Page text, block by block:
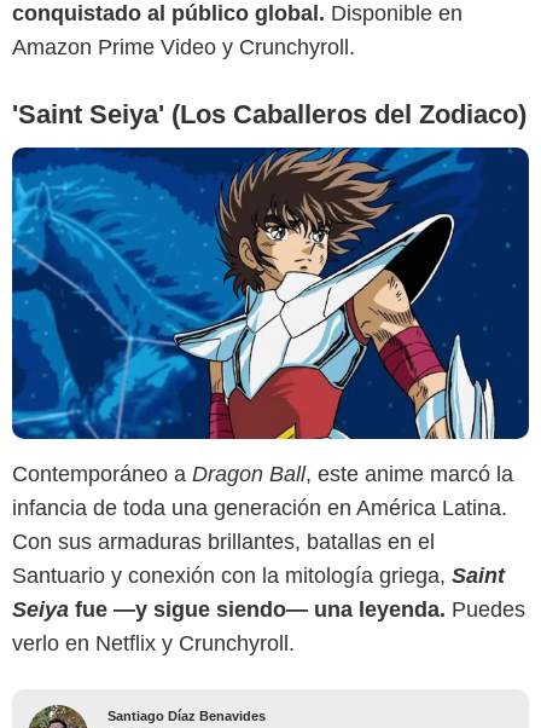
conquistado al público global. Disponible en
Amazon Prime Video y Crunchyroll.
'Saint Seiya' (Los Caballeros del Zodiaco)
Contemporáneo a Dragon Ball, este anime marcó la
infancia de toda una generación en América Latina.
Con sus armaduras brillantes, batallas en el
Santuario y conexión con la mitología griega, Saint
Seiya fue —y sigue siendo— una leyenda. Puedes
verlo en Netflix y Crunchyroll.
Santiago Díaz Benavides